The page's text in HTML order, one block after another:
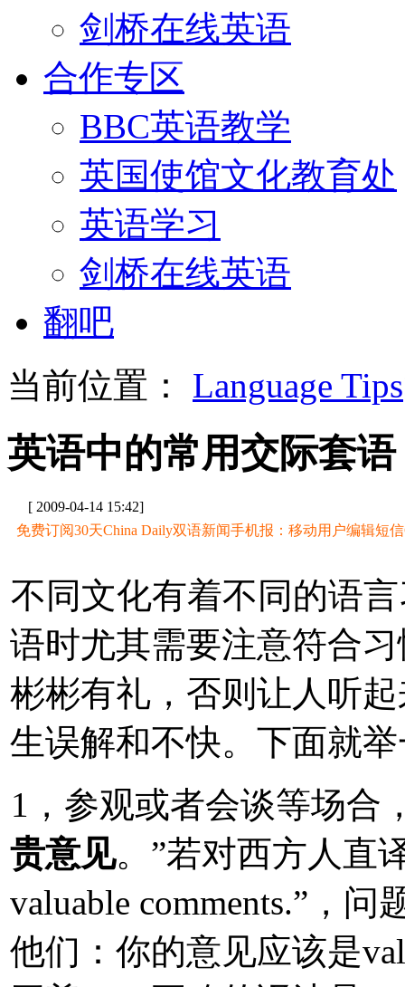
剑桥在线英语
合作专区
BBC英语教学
英国使馆文化教育处
英语学习
剑桥在线英语
翻吧
当前位置： Language Tips
英语中的常用交际套语
[ 2009-04-14 15:42]
免费订阅30天China Daily双语新闻手机报：移动用户编辑短信
不同文化有着不同的语
语时尤其需要注意符合
彬彬有礼，否则让人听
生误解和不快。下面就
1，参观或者会谈等场合
贵意见。”若对西方人直
valuable comments.”，
他们：你的意见应该是